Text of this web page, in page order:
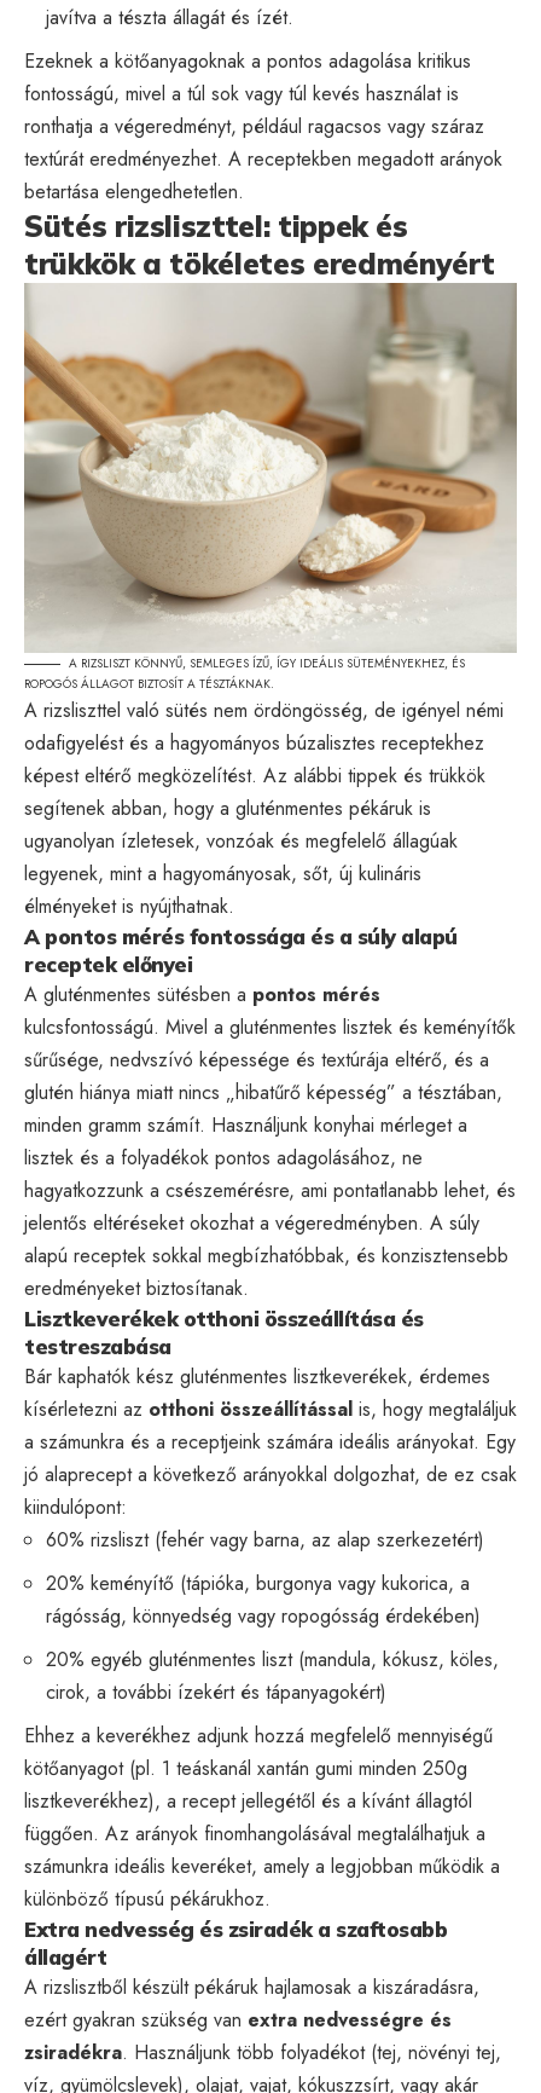
javítva a tészta állagát és ízét.
Ezeknek a kötőanyagoknak a pontos adagolása kritikus
fontosságú, mivel a túl sok vagy túl kevés használat is
ronthatja a végeredményt, például ragacsos vagy száraz
textúrát eredményezhet. A receptekben megadott arányok
betartása elengedhetetlen.
Sütés rizsliszttel: tippek és
trükkök a tökéletes eredményért
A RIZSLISZT KÖNNYŰ, SEMLEGES ÍZŰ, ÍGY IDEÁLIS SÜTEMÉNYEKHEZ, ÉS
ROPOGÓS ÁLLAGOT BIZTOSÍT A TÉSZTÁKNAK.
A rizsliszttel való sütés nem ördöngösség, de igényel némi
odafigyelést és a hagyományos búzalisztes receptekhez
képest eltérő megközelítést. Az alábbi tippek és trükkök
segítenek abban, hogy a gluténmentes pékáruk is
ugyanolyan ízletesek, vonzóak és megfelelő állagúak
legyenek, mint a hagyományosak, sőt, új kulináris
élményeket is nyújthatnak.
A pontos mérés fontossága és a súly alapú
receptek előnyei
A gluténmentes sütésben a pontos mérés
kulcsfontosságú. Mivel a gluténmentes lisztek és keményítők
sűrűsége, nedvszívó képessége és textúrája eltérő, és a
glutén hiánya miatt nincs „hibatűrő képesség” a tésztában,
minden gramm számít. Használjunk konyhai mérleget a
lisztek és a folyadékok pontos adagolásához, ne
hagyatkozzunk a csészemérésre, ami pontatlanabb lehet, és
jelentős eltéréseket okozhat a végeredményben. A súly
alapú receptek sokkal megbízhatóbbak, és konzisztensebb
eredményeket biztosítanak.
Lisztkeverékek otthoni összeállítása és
testreszabása
Bár kaphatók kész gluténmentes lisztkeverékek, érdemes
kísérletezni az otthoni összeállítással is, hogy megtaláljuk
a számunkra és a receptjeink számára ideális arányokat. Egy
jó alaprecept a következő arányokkal dolgozhat, de ez csak
kiindulópont:
60% rizsliszt (fehér vagy barna, az alap szerkezetért)
20% keményítő (tápióka, burgonya vagy kukorica, a
rágósság, könnyedség vagy ropogósság érdekében)
20% egyéb gluténmentes liszt (mandula, kókusz, köles,
cirok, a további ízekért és tápanyagokért)
Ehhez a keverékhez adjunk hozzá megfelelő mennyiségű
kötőanyagot (pl. 1 teáskanál xantán gumi minden 250g
lisztkeverékhez), a recept jellegétől és a kívánt állagtól
függően. Az arányok finomhangolásával megtalálhatjuk a
számunkra ideális keveréket, amely a legjobban működik a
különböző típusú pékárukhoz.
Extra nedvesség és zsiradék a szaftosabb
állagért
A rizslisztből készült pékáruk hajlamosak a kiszáradásra,
ezért gyakran szükség van extra nedvességre és
zsiradékra. Használjunk több folyadékot (tej, növényi tej,
víz, gyümölcslevek), olajat, vajat, kókuszzsírt, vagy akár